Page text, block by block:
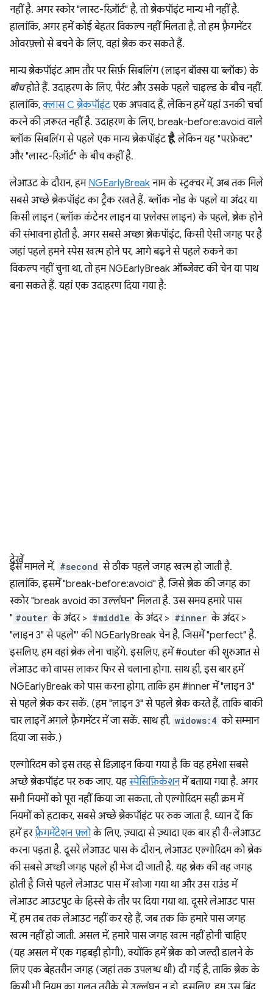
नहीं है. अगर स्कोर "लास्ट-रिज़ॉर्ट" है, तो ब्रेकपॉइंट मान्य भी नहीं है.
हालांकि, अगर हमें कोई बेहतर विकल्प नहीं मिलता है, तो हम फ़्रैगमेंटर
ओवरफ़्लो से बचने के लिए, वहां ब्रेक कर सकते हैं.
मान्य ब्रेकपॉइंट आम तौर पर सिर्फ़ सिबलिंग (लाइन बॉक्स या ब्लॉक) के
बीचहोते हैं. उदाहरण के लिए, पैरंट और उसके पहले चाइल्ड के बीच नहीं.
हालांकि,क्लास C ब्रेकपॉइंटएक अपवाद हैं, लेकिन हमें यहां उनकी चर्चा
करने की ज़रूरत नहीं है. उदाहरण के लिए, break-before:avoid वाले
ब्लॉक सिबलिंग से पहले एक मान्य ब्रेकपॉइंटहै, लेकिन यह "परफ़ेक्ट"
और "लास्ट-रिज़ॉर्ट" के बीच कहीं है.
लेआउट के दौरान, हम NGEarlyBreak नाम के स्ट्रक्चर में, अब तक मिले
सबसे अच्छे ब्रेकपॉइंट का ट्रैक रखते हैं. ब्लॉक नोड के पहले या अंदर या
किसी लाइन (ब्लॉक कंटेनर लाइन या फ़्लेक्स लाइन) के पहले, ब्रेक होने
की संभावना होती है. अगर सबसे अच्छा ब्रेकपॉइंट, किसी ऐसी जगह पर है
जहां पहले हमने स्पेस खत्म होने पर, आगे बढ़ने से पहले रुकने का
विकल्प नहीं चुना था, तो हम NGEarlyBreak ऑब्जेक्ट की चेन या पाथ
बना सकते हैं. यहां एक उदाहरण दिया गया है:
देखें
इस मामले में, #second से ठीक पहले जगह खत्म हो जाती है.
हालांकि, इसमें "break-before:avoid" है, जिसे ब्रेक की जगह का
स्कोर "break avoid का उल्लंघन" मिलता है. उस समय हमारे पास
" #outer के अंदर > #middle के अंदर > #inner के अंदर >
"लाइन 3" से पहले"' की NGEarlyBreak चेन है, जिसमें "perfect" है.
इसलिए, हम वहां ब्रेक लेना चाहेंगे. इसलिए, हमें #outer की शुरुआत से
लेआउट को वापस लाकर फिर से चलाना होगा. साथ ही, इस बार हमें
NGEarlyBreak को पास करना होगा, ताकि हम #inner में "लाइन 3"
से पहले ब्रेक कर सकें. (हम "लाइन 3" से पहले ब्रेक करते हैं, ताकि बाकी
चार लाइनें अगले फ़्रैगमेंटर में जा सकें. साथ ही, widows:4 को सम्मान
दिया जा सके.)
एल्गोरिदम को इस तरह से डिज़ाइन किया गया है कि वह हमेशा सबसे
अच्छे ब्रेकपॉइंट पर रुक जाए. यह स्पेसिफ़िकेशनमें बताया गया है. अगर
सभी नियमों को पूरा नहीं किया जा सकता, तो एल्गोरिदम सही क्रम में
नियमों को हटाकर, सबसे अच्छे ब्रेकपॉइंट पर रुक जाता है. ध्यान दें कि
हमें हरफ़्रैगमेंटेशन फ़्लोके लिए, ज़्यादा से ज़्यादा एक बार ही री-लेआउट
करना पड़ता है. दूसरे लेआउट पास के दौरान, लेआउट एल्गोरिदम को ब्रेक
की सबसे अच्छी जगह पहले ही भेज दी जाती है. यह ब्रेक की वह जगह
होती है जिसे पहले लेआउट पास में खोजा गया था और उस राउंड में
लेआउट आउटपुट के हिस्से के तौर पर दिया गया था. दूसरे लेआउट पास
में, हम तब तक लेआउट नहीं कर रहे हैं, जब तक कि हमारे पास जगह
खत्म नहीं हो जाती. असल में, हमारे पास जगह खत्म नहीं होनी चाहिए
(यह असल में एक गड़बड़ी होगी), क्योंकि हमें ब्रेक को जल्दी डालने के
लिए एक बेहतरीन जगह (जहां तक उपलब्ध थी) दी गई है, ताकि ब्रेक के